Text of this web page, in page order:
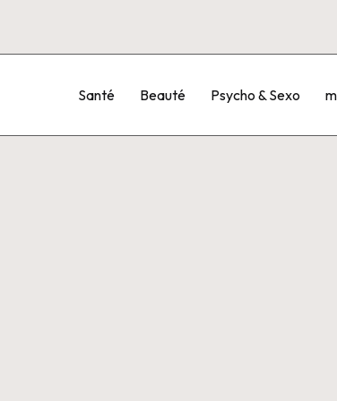
Santé Beauté Psycho & Sexo